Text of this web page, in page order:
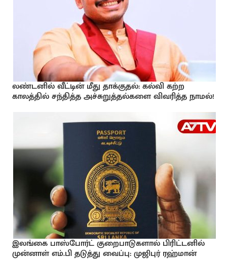
லண்டனில் வீட்டின் மீது தாக்குதல்: கல்வி கற்ற
காலத்தில் சந்தித்த அச்சுறுத்தல்களை விவரித்த நாமல்!
இலங்கை பாஸ்போர்ட் குறைபாடுகளால் பிரிட்டனில்
முன்னாள் எம்.பி தடுத்து வைப்பு: முஜிபுர் ரஹ்மான்